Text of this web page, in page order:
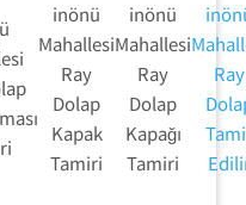
inönü
Mahallesi
Ray
Dolap
Kapak
Tamiri
inönü
Mahallesi
Ray
Dolap
Kapağı
Tamiri
Ray